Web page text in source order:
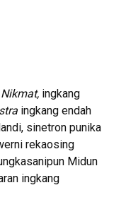
ingkang
ingkang endah
sinetron punika
rekaosing
Midun
ingkang